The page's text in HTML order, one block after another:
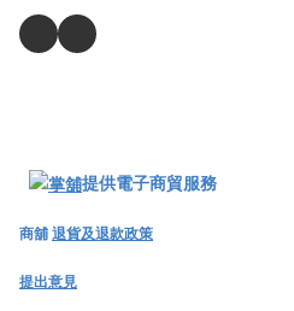
提供電子商貿服務
商舖退貨及退款政策
提出意見